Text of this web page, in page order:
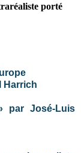
porté
Harrich
par José-Luis